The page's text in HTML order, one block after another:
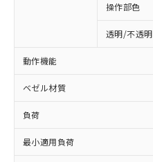
操作部色
透明/不透明
動作機能
ベゼル材質
負荷
最小適用負荷